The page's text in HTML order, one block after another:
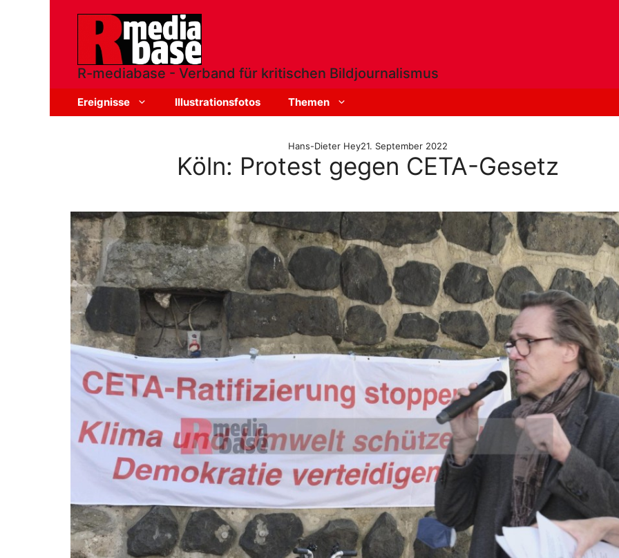
R-mediabase - Verband für kritischen Bildjournalismus
Ereignisse Illustrationsfotos Themen
Hans-Dieter Hey21. September 2022
Köln: Protest gegen CETA-Gesetz